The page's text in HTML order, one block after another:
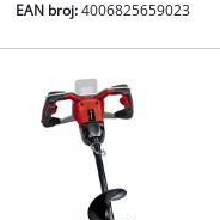
EAN broj:4006825659023